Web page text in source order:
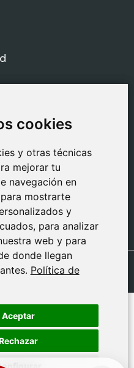
cookies
y otras técnicas
mejorar tu
navegación en
mostrarte
y
para analizar
web y para
donde llegan
Política de
Aceptar
cookies
y otras técnicas
mejorar tu
navegación en
mostrarte
y
para analizar
web y para
donde llegan
Política de
Aceptar
Colmenar Viejo,